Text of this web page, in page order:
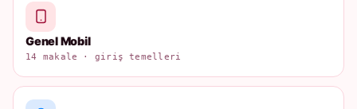
Genel Mobil
14 makale · giriş temelleri